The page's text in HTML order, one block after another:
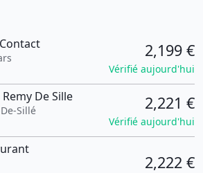
2,199 €
Vérifié aujourd'hui
De Sille
Sillé
2,221 €
Vérifié aujourd'hui
2,222 €